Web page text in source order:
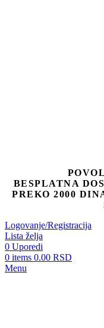
BESPLATNA
PREKO 2000
Logovanje/Registracija
Lista želja
0 Uporedi
0 items 0.00 RSD
Menu